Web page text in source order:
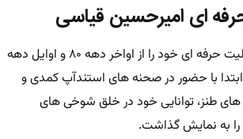
ای امیرحسین قیاسی
امیرحسین قیاسی فعالیت حرفه ‌ای خود را از اواخر دهه ۸۰ و اوایل دهه
ابتدا با حضور در صحنه ‌های استندآپ کمدی و
های طنز، توانایی خود در خلق شوخی ‌های
را به نمایش گذاشت.